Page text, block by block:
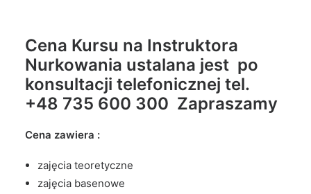
Cena Kursu na Instruktora
Nurkowania ustalana jest po
konsultacji telefonicznej tel.
+48 735 600 300 Zapraszamy
Cena zawiera :
zajęcia teoretyczne
zajęcia basenowe